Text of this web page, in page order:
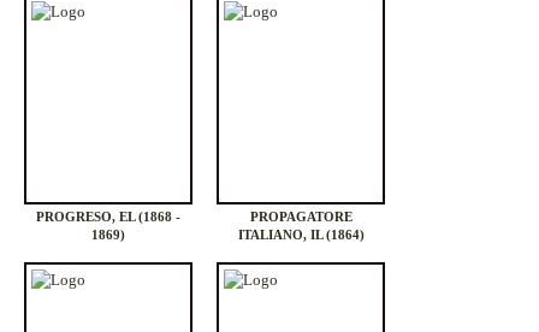
PROGRESO, EL (1868 -
1869)
PROPAGATORE
ITALIANO, IL (1864)